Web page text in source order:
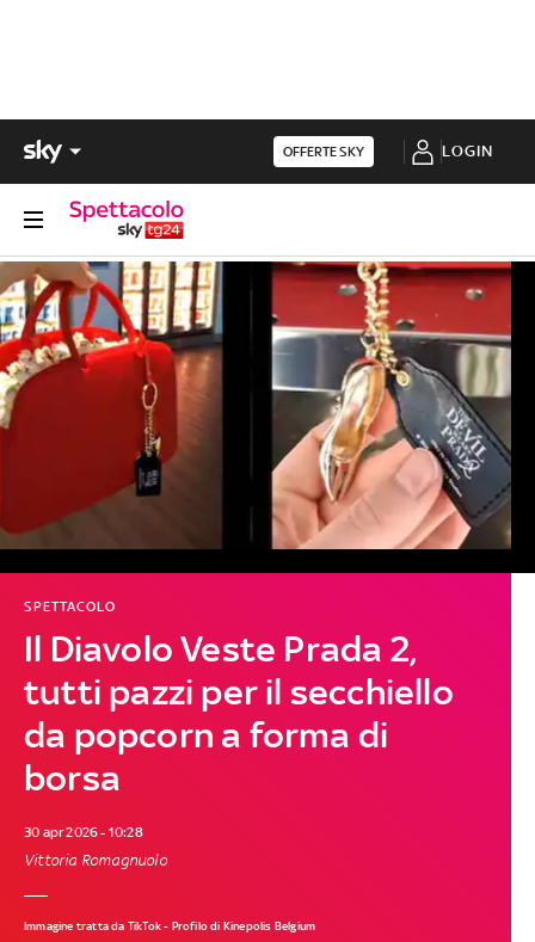
OFFERTE SKY LOGIN
Il Diavolo Veste Prada 2,
tutti pazzi per il secchiello
da popcorn a forma di
borsa
SPETTACOLO
30 apr 2026 - 10:28
Vittoria Romagnuolo
Immagine tratta da TikTok - Profilo di Kinepolis Belgium